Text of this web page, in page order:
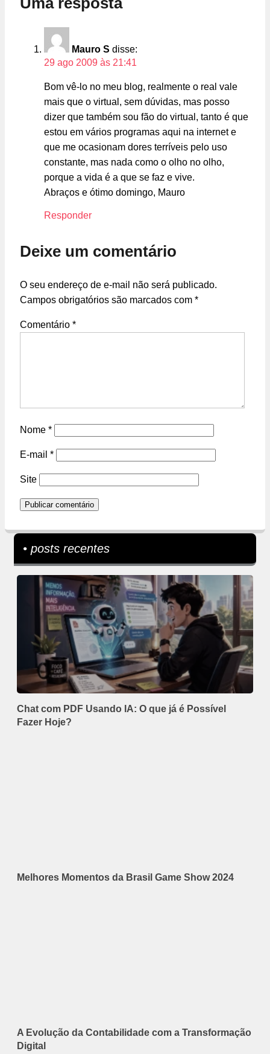
Mauro S disse:
29 ago 2009 às 21:41
Bom vê-lo no meu blog, realmente o real vale
mais que o virtual, sem dúvidas, mas posso
dizer que também sou fão do virtual, tanto é que
estou em vários programas aqui na internet e
que me ocasionam dores terríveis pelo uso
constante, mas nada como o olho no olho,
porque a vida é a que se faz e vive.
Abraços e ótimo domingo, Mauro
Responder
Deixe um comentário
O seu endereço de e-mail não será publicado.
Campos obrigatórios são marcados com *
Comentário *
Nome *
E-mail *
Site
• posts recentes
Chat com PDF Usando IA: O que já é Possível
Fazer Hoje?
Melhores Momentos da Brasil Game Show 2024
A Evolução da Contabilidade com a Transformação
Digital